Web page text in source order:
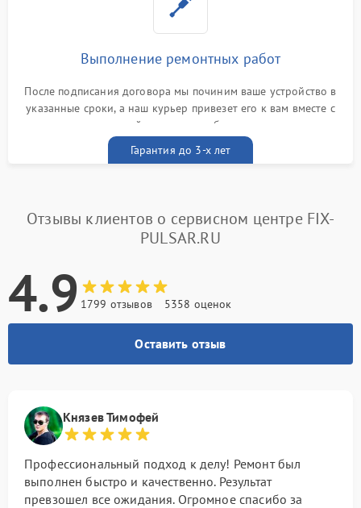
Выполнение ремонтных работ
После подписания договора мы починим ваше устройство в
указанные сроки, а наш курьер привезет его к вам вместе с
гарантийным талоном бесплатно
Гарантия до 3-х лет
Отзывы клиентов о сервисном центре FIX-
PULSAR.RU
4.9 1799 отзывов 5358 оценок
Оставить отзыв
Князев Тимофей
Профессиональный подход к делу! Ремонт был
выполнен быстро и качественно. Результат
превзошел все ожидания. Огромное спасибо за